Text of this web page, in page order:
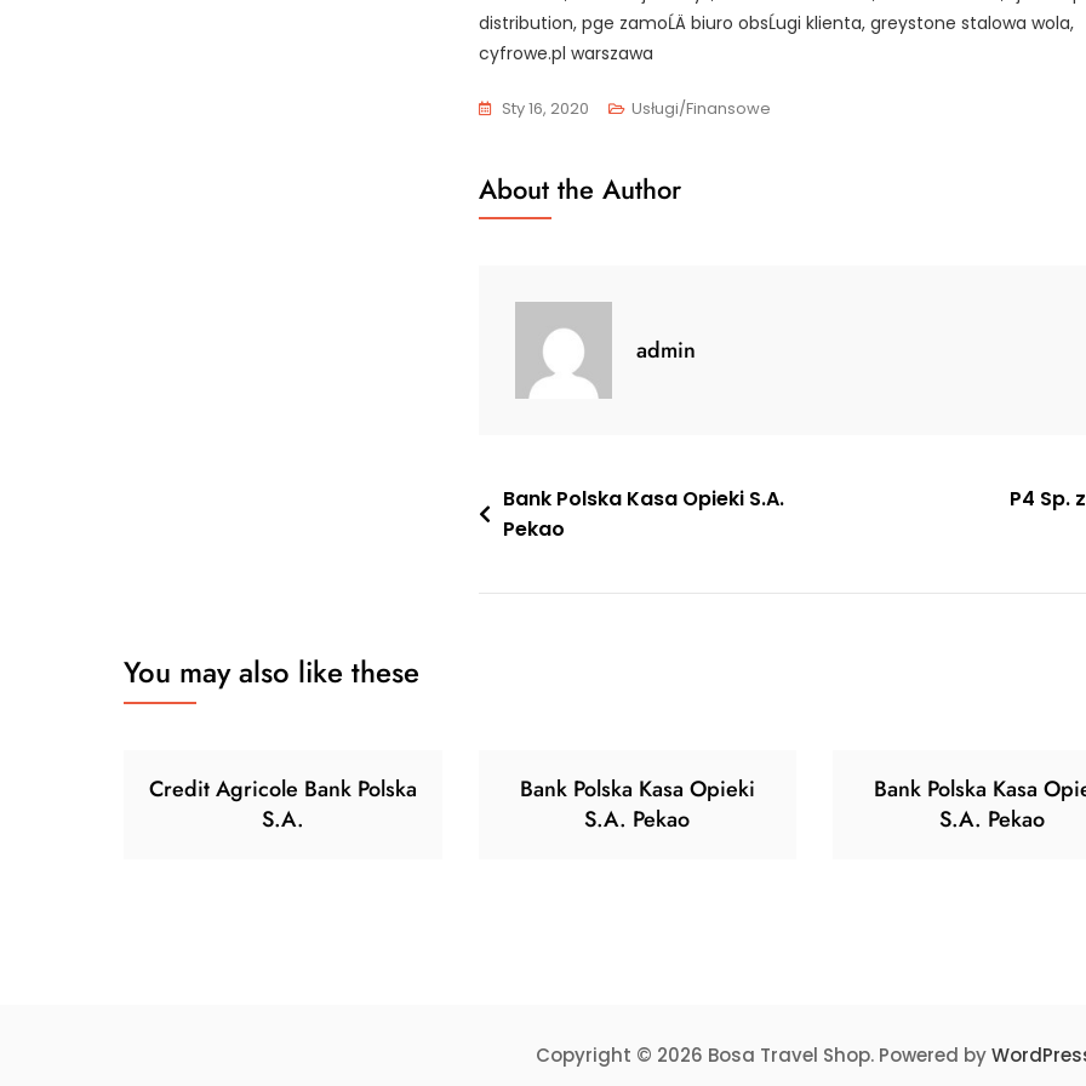
distribution, pge zamoĹÄ biuro obsĹugi klienta, greystone stalowa wola,
cyfrowe.pl warszawa
Sty 16, 2020 Usługi/Finansowe
About the Author
admin
Nawigacja
wpisu
Bank Polska Kasa Opieki S.A.
Pekao
P4 Sp.
You may also like these
Credit Agricole Bank Polska
S.A.
Bank Polska Kasa Opieki
S.A. Pekao
Bank Polska Kasa
S.A. Pekao
Copyright © 2026 Bosa Travel Shop. Powered by